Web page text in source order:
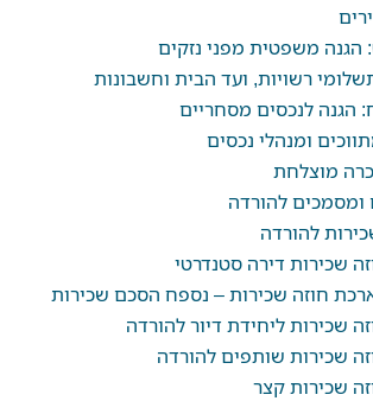
הגנה משפטית מפני נזקים
רשויות, ועד הבית וחשבונות
הגנה לנכסים מסחריים
ומנהלי נכסים
מוצלחת
ומסמכים להורדה
להורדה
שכירות דירה סטנדרטי
חוזה שכירות – נספח הסכם שכירות
שכירות ליחידת דיור להורדה
שכירות שותפים להורדה
שכירות קצר